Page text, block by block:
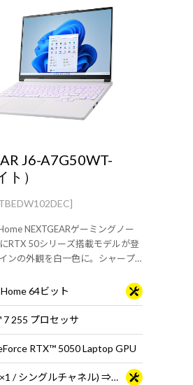
J6-A7G50WT-
ト）
NEXTGEARゲーミングノー
RTX 50シリーズ搭載モデルが登
ンの外観を白一色に。シャープ
64ビット
7 255 プロセッサ
RTX™ 5050 Laptop GPU
16GB (16GB×1 / シングルチャネル) ⇒ 32GB (32GB×1 / シングルチャネル)＜ 2026年7月27日 15時00分～2026年8月17日 14時59分＞